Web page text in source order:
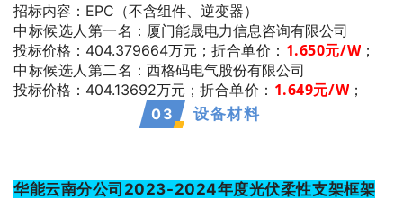
招标内容：EPC（不含组件、逆变器）
中标候选人第一名 ：厦门能晟电力信息咨询有限公司
投标价格：404.379664万元； 折合单价： 1.650元/W ；
中标候选人第二名 ：西格码电气股份有限公司
投标价格：404.13692万元； 折合单价： 1.649元/W ；
03 设备材料
华能云南分公司2023-2024年度光伏柔性支架框架